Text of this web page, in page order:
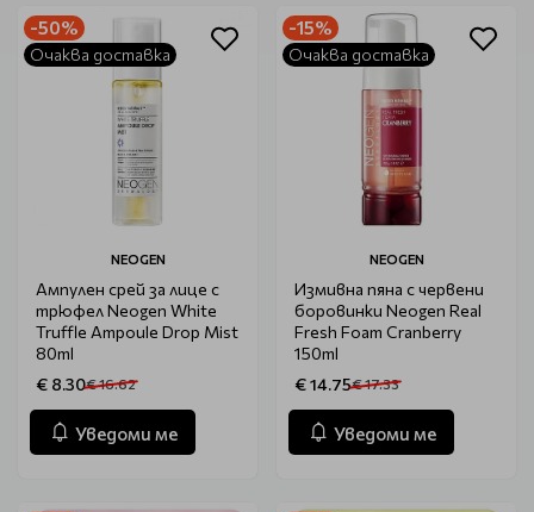
-50%
Очаква доставка
NEOGEN
Ампулен срей за лице с
трюфел Neogen White
Truffle Ampoule Drop Mist
80ml
€ 8.30€ 16.62
Уведоми ме
-15%
Очаква доставка
NEOGEN
Измивна пяна с червени
боровинки Neogen Real
Fresh Foam Cranberry
150ml
€ 14.75€ 17.33
Уведоми ме